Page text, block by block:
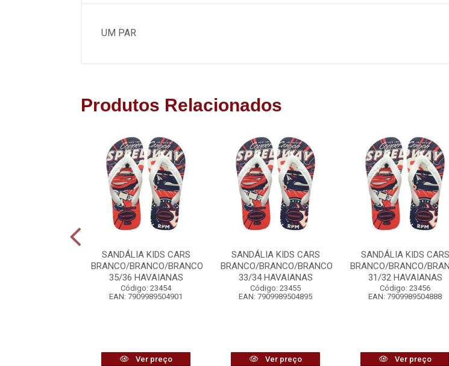
UM PAR
Produtos Relacionados
SANDÁLIA KIDS CARS
BRANCO/BRANCO/BRANCO
35/36 HAVAIANAS
Código: 23454
EAN: 7909989504901
Ver preço
SANDÁLIA KIDS CARS
BRANCO/BRANCO/BRANCO
33/34 HAVAIANAS
Código: 23455
EAN: 7909989504895
Ver preço
SANDÁLIA KIDS CARS
BRANCO/BRANCO/
31/32 HAVAIANAS
Código: 23456
EAN: 7909989504888
Ver preço